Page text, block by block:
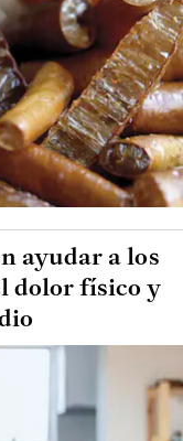
ayudar a los
dolor físico y